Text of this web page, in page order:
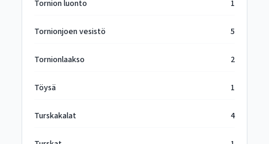
Tornion luonto 1
Tornionjoen vesistö 5
Tornionlaakso 2
Töysä 1
Turskakalat 4